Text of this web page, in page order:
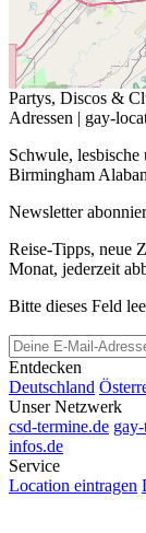
Partys, Discos &
Adressen | gay-
Schwule,
Birmingham
Newsletter
Reise-Tipps, neue
Monat, jederzeit
Bitte dieses Feld
Entdecken
Deutschland
Unser Netzwerk
csd-termine.de
infos.de
Service
Location eintragen